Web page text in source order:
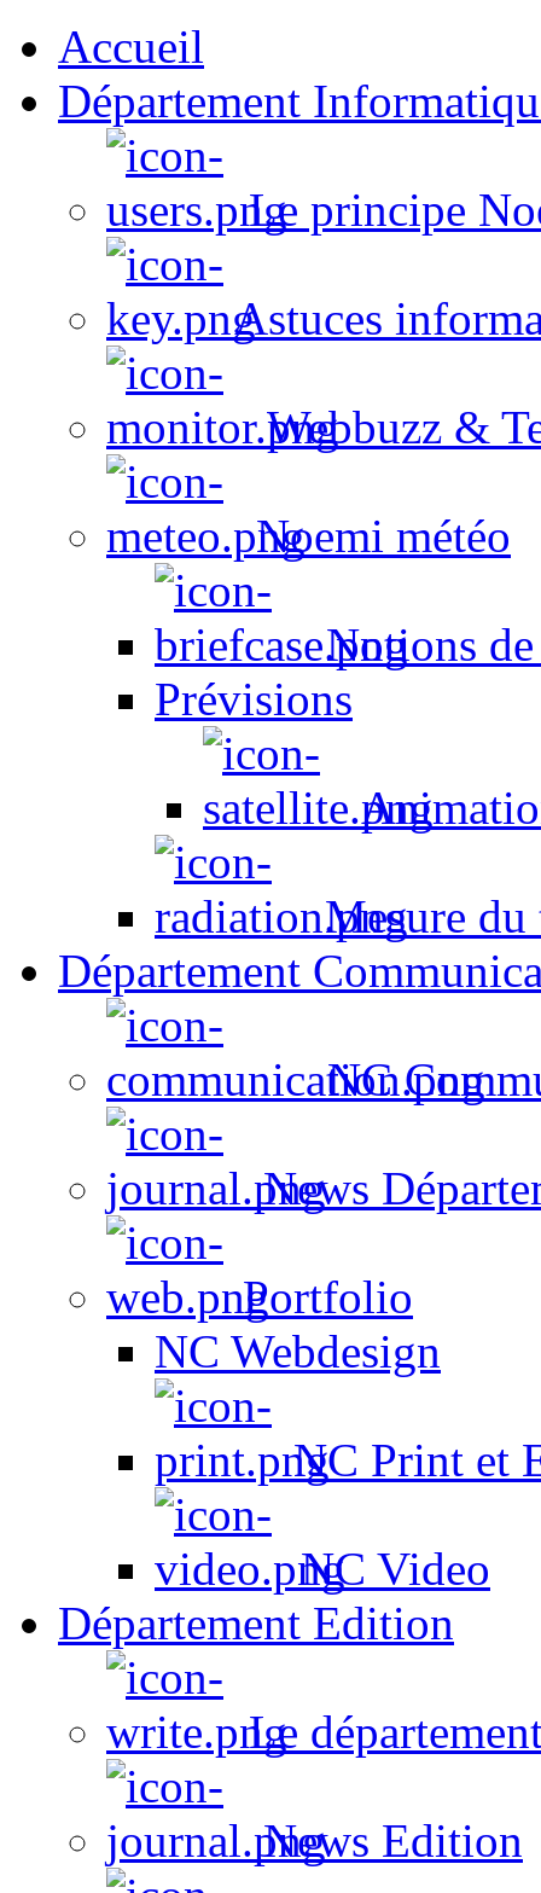
Accueil
Département
Le principe
Astuces
Webbuzz &
Noemi météo
Notions
Prévisions
Mesure du
Département
NC
News
Portfolio
NC Webdesign
NC Print et
NC Video
Département Edition
Le
News Edition